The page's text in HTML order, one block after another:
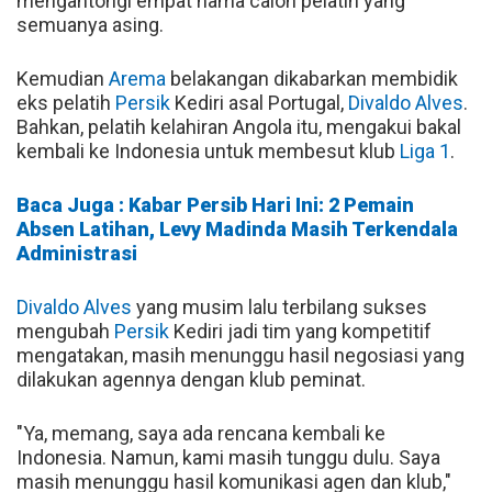
semuanya asing.
Kemudian Arema belakangan dikabarkan membidik
eks pelatih Persik Kediri asal Portugal, Divaldo Alves.
Bahkan, pelatih kelahiran Angola itu, mengakui bakal
kembali ke Indonesia untuk membesut klub Liga 1.
Baca Juga : Kabar Persib Hari Ini: 2 Pemain
Absen Latihan, Levy Madinda Masih Terkendala
Administrasi
Divaldo Alves yang musim lalu terbilang sukses
mengubah Persik Kediri jadi tim yang kompetitif
mengatakan, masih menunggu hasil negosiasi yang
dilakukan agennya dengan klub peminat.
"Ya, memang, saya ada rencana kembali ke
Indonesia. Namun, kami masih tunggu dulu. Saya
masih menunggu hasil komunikasi agen dan klub,"